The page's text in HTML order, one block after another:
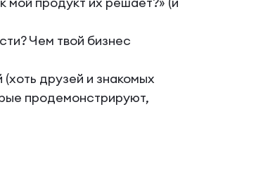
Чем твой бизнес
друзей и знакомых
продемонстрируют,